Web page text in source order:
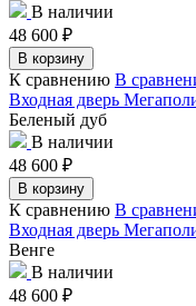
В наличии
48 600 ₽
В корзину
К сравнению В
Входная дверь
Беленый дуб
В наличии
48 600 ₽
В корзину
К сравнению В
Входная дверь
Венге
В наличии
48 600 ₽